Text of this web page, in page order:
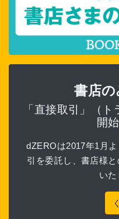
書店
「直接取引」（ト
開
dZEROは2017年1月
引を委託し、書店様
いた